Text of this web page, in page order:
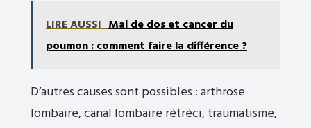
LIRE AUSSI Mal de dos et cancer du
poumon : comment faire la différence ?
D’autres causes sont possibles : arthrose
lombaire, canal lombaire rétréci, traumatisme,